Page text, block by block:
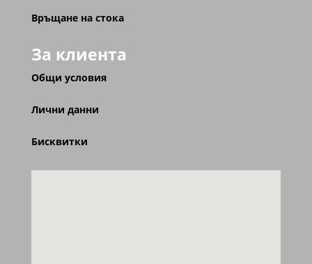
Връщане на стока
За клиента
Общи условия
Лични данни
Бисквитки